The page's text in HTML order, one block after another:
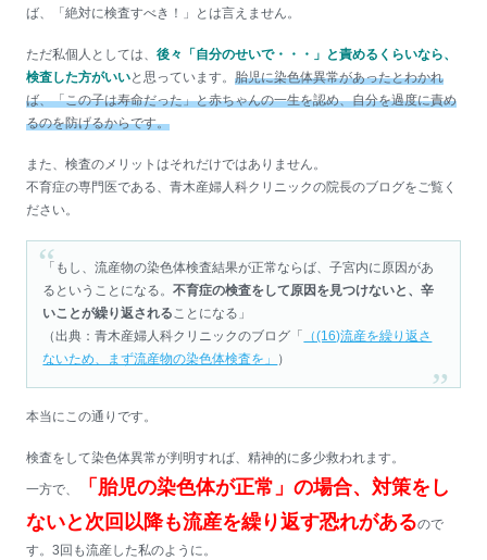
ば、「絶対に検査すべき！」とは言えません。
ただ私個人としては、 後々「自分のせいで・・・」と責めるくらいなら、
検査した方がいいと思っています。 胎児に染色体異常があったとわかれ
ば、「この子は寿命だった」と赤ちゃんの一生を認め、自分を過度に責め
るのを防げるからです。
また、検査のメリットはそれだけではありません。
不育症の専門医である、青木産婦人科クリニックの院長のブログをご覧く
ださい。
「もし、流産物の染色体検査結果が正常ならば、子宮内に原因があ
るということになる。不育症の検査をして原因を見つけないと、辛
いことが繰り返されることになる」
（出典：青木産婦人科クリニックのブログ「
（(16)流産を繰り返さ
ないため、まず流産物の染色体検査を」
）
本当にこの通りです。
検査をして染色体異常が判明すれば、精神的に多少救われます。
一方で、
「胎児の染色体が正常」の場合、対策をし
ないと次回以降も流産を繰り返す恐れがあるので
す。3回も流産した私のように。